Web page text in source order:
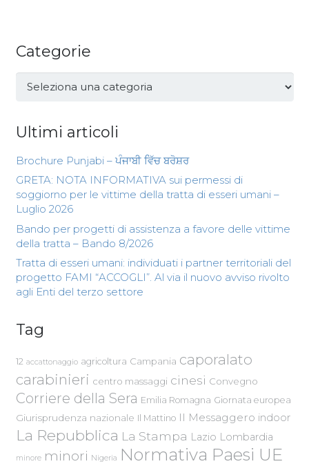
Categorie
Categorie
Ultimi articoli
Brochure Punjabi – ਪੰਜਾਬੀ ਵਿੱਚ ਬਰੋਸ਼ਰ
GRETA: NOTA INFORMATIVA sui permessi di
soggiorno per le vittime della tratta di esseri umani –
Luglio 2026
Bando per progetti di assistenza a favore delle vittime
della tratta – Bando 8/2026
Tratta di esseri umani: individuati i partner territoriali del
progetto FAMI “ACCOGLI”. Al via il nuovo avviso rivolto
agli Enti del terzo settore
Tag
12 accattonaggio agricoltura Campania caporalato
carabinieri centro massaggi cinesi Convegno
Corriere della Sera Emilia Romagna Giornata europea
Giurisprudenza nazionale Il Mattino Il Messaggero indoor
La Repubblica La Stampa Lazio Lombardia
minore minori Nigeria Normativa Paesi UE